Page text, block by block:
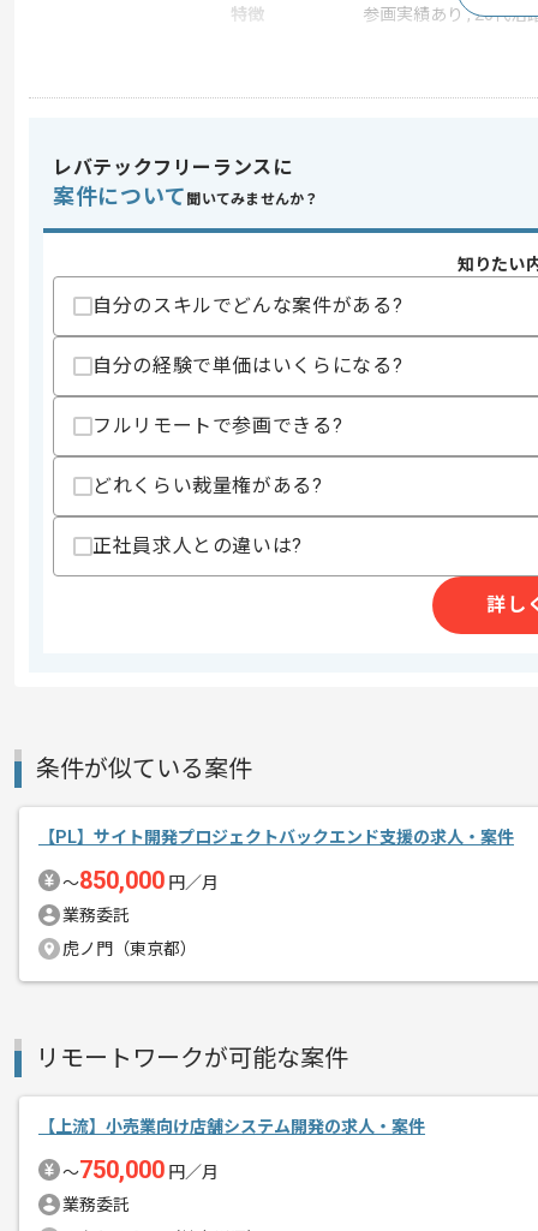
特徴
参画実績あり , 20代活
・監視カメラやAI画像分析に関する作業
・監視カメラやAI画像分析の知見
・オープン系の言語の経験
その他募集要項
商談回数
1回
募集人数
レバテックでの実績がある企業の案件
新しいアイディアや技術を積極的に導入
スキルアップされたい方、長期的に参
レバテックフリーランスに
案件について 聞いてみませんか？
知りたい
自分のスキルでどんな案件がある?
自分の経験で単価はいくらになる?
フルリモートで参画できる?
どれくらい裁量権がある?
正社員求人との違いは?
詳し
条件が似ている案件
【PL】サイト開発プロジェクトバックエンド支援の求人・案件
〜850,000 円／月
業務委託
虎ノ門（東京都）
リモートワークが可能な案件
【上流】小売業向け店舗システム開発の求人・案件
〜750,000 円／月
業務委託